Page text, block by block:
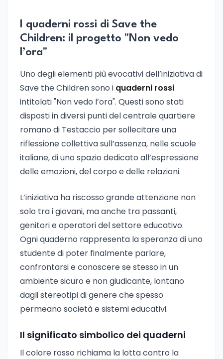
I quaderni rossi di Save the
Children: il progetto "Non vedo
l’ora"
Uno degli elementi più evocativi dell’iniziativa di
Save the Children sono i quaderni rossi
intitolati "Non vedo l’ora". Questi sono stati
disposti in diversi punti del centrale quartiere
romano di Testaccio per sollecitare una
riflessione collettiva sull’assenza, nelle scuole
italiane, di uno spazio dedicato all’espressione
delle emozioni, del corpo e delle relazioni.
L’iniziativa ha riscosso grande attenzione non
solo tra i giovani, ma anche tra passanti,
genitori e operatori del settore educativo.
Ogni quaderno rappresenta la speranza di uno
studente di poter finalmente parlare,
confrontarsi e conoscere se stesso in un
ambiente sicuro e non giudicante, lontano
dagli stereotipi di genere che spesso
permeano società e sistemi educativi.
Il significato simbolico dei quaderni
Il colore rosso richiama la lotta contro la